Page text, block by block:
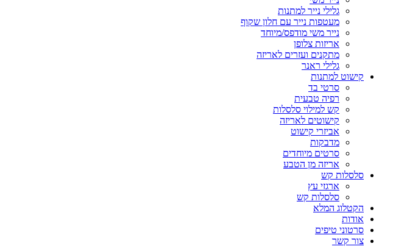
גלילי נייר למתנות
מעטפות נייר עם חלון שקוף
נייר משי מודפס/מיוחד
אריזות צלופן
מתקנים ועזרים לאריזה
גלילי ראנר
קישוט למתנות
סרטי בד
רפיה טבעית
קש למילוי סלסלות
קישוטים לאריזה
אביזרי קישוט
מדבקות
סרטים מיוחדים
אריזה מן הטבע
סלסלות קש
ארגזי עץ
סלסלות קש
הקטלוג המלא
אודות
סרטוני טיפים
צור קשר